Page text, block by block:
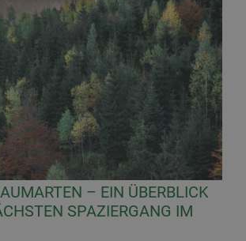
– EIN ÜBERBLICK
SPAZIERGANG IM